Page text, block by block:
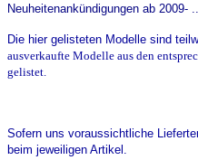
Neuheitenankündigungen ab 2009-
Die hier gelisteten Modelle sind
ausverkaufte Modelle aus den
gelistet.
Sofern uns voraussichtliche
beim jeweiligen Artikel.